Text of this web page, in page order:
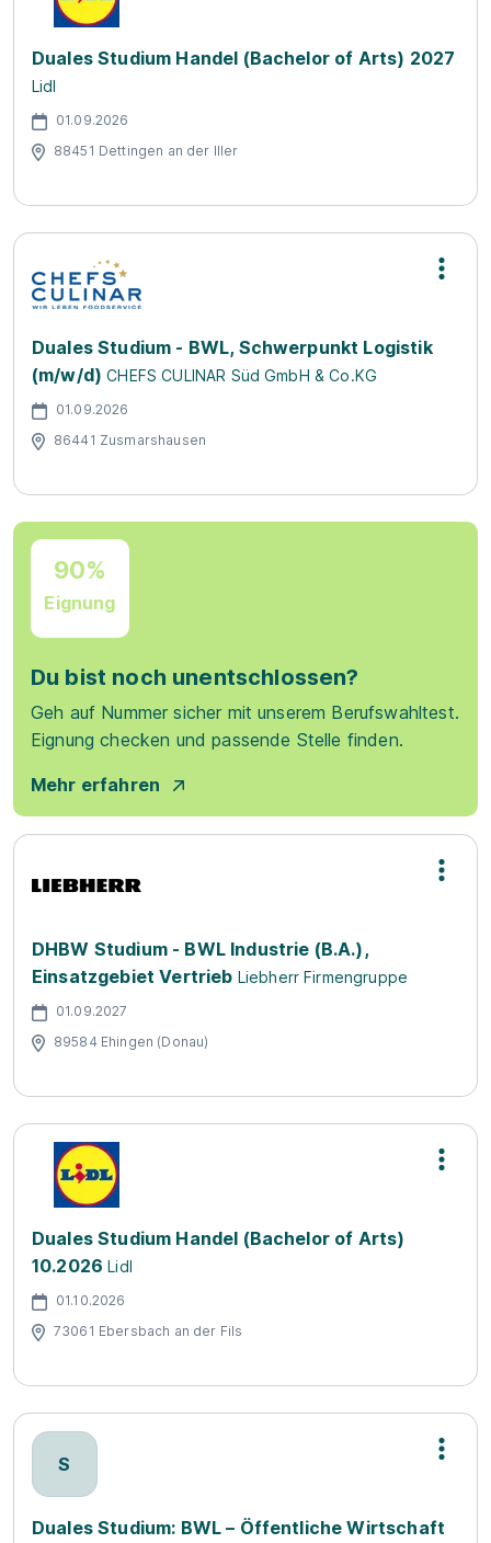
Duales Studium Handel (Bachelor of Arts) 2027
Lidl
01.09.2026
88451 Dettingen an der Iller
Duales Studium - BWL, Schwerpunkt Logistik
(m/w/d) CHEFS CULINAR Süd GmbH & Co.KG
01.09.2026
86441 Zusmarshausen
90%
Eignung
Du bist noch unentschlossen?
Geh auf Nummer sicher mit unserem Berufswahltest.
Eignung checken und passende Stelle finden.
Mehr erfahren
DHBW Studium - BWL Industrie (B.A.),
Einsatzgebiet Vertrieb Liebherr Firmengruppe
01.09.2027
89584 Ehingen (Donau)
Duales Studium Handel (Bachelor of Arts)
10.2026 Lidl
01.10.2026
73061 Ebersbach an der Fils
S
Duales Studium: BWL – Öffentliche Wirtschaft